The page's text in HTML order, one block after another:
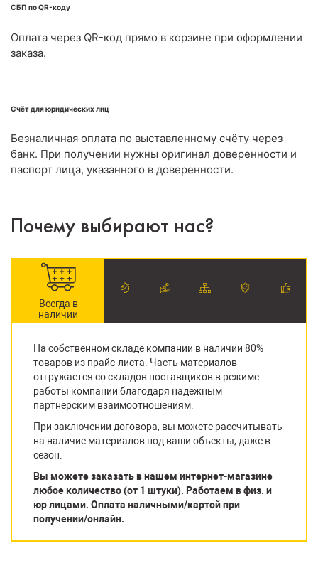
СБП по QR-коду
Оплата через QR-код прямо в корзине при оформлении
заказа.
Счёт для юридических лиц
Безналичная оплата по выставленному счёту через
банк. При получении нужны оригинал доверенности и
паспорт лица, указанного в доверенности.
Почему выбирают нас?
Всегда в
наличии
На собственном складе компании в наличии 80%
товаров из прайс-листа. Часть материалов
отгружается со складов поставщиков в режиме
работы компании благодаря надежным
партнерским взаимоотношениям.
При заключении договора, вы можете рассчитывать
на наличие материалов под ваши объекты, даже в
сезон.
Вы можете заказать в нашем интернет-магазине
любое количество (от 1 штуки). Работаем в физ. и
юр лицами. Оплата наличными/картой при
получении/онлайн.